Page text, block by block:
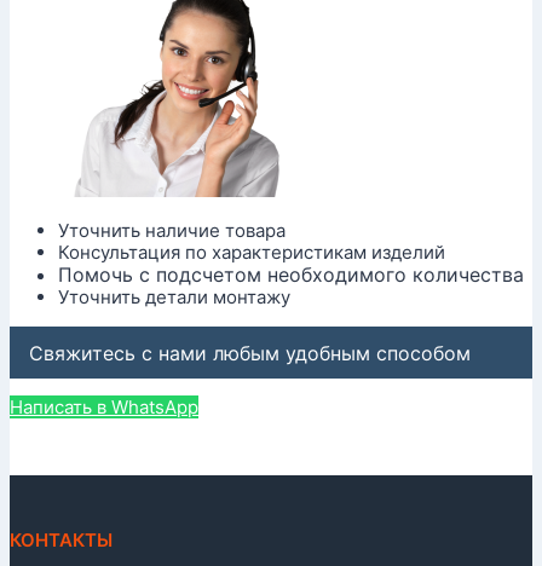
Уточнить наличие товара
Консультация по характеристикам изделий
Помочь с подсчетом необходимого количества
Уточнить детали монтажу
Свяжитесь с нами любым удобным способом
Написать в WhatsApp
КОНТАКТЫ